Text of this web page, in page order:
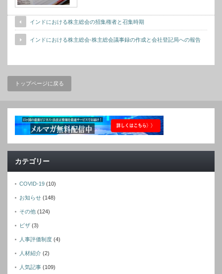
インドにおける株主総会の招集権者と召集時期
インドにおける株主総会-株主総会議事録の作成と会社登記局への報告
トップページに戻る
カテゴリー
COVID-19 (10)
お知らせ (148)
その他 (124)
ビザ (3)
人事評価制度 (4)
人材紹介 (2)
人気記事 (109)